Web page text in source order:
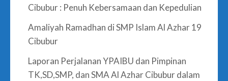
Cibubur : Penuh Kebersamaan dan Kepedulian
Amaliyah Ramadhan di SMP Islam Al Azhar 19
Cibubur
Laporan Perjalanan YPAIBU dan Pimpinan
TK,SD,SMP, dan SMA Al Azhar Cibubur dalam